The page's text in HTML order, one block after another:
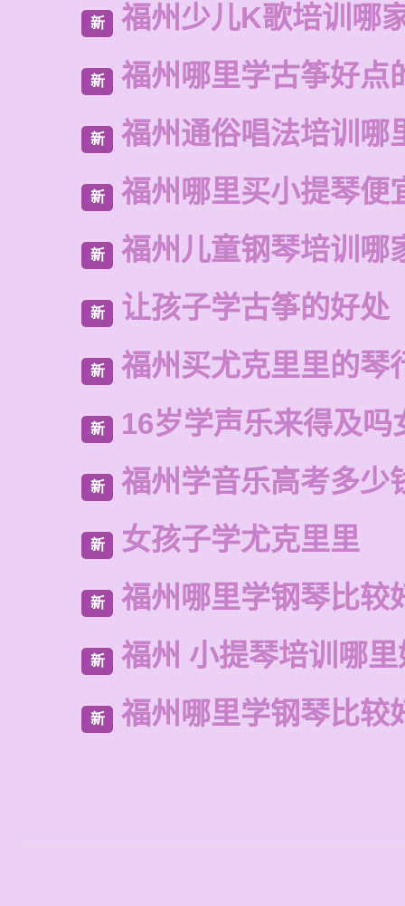
新 福州少儿K歌培训哪
新 福州哪里学古筝好点
新 福州通俗唱法培训哪
新 福州哪里买小提琴便
新 福州儿童钢琴培训哪
新 让孩子学古筝的好处
新 福州买尤克里里的琴
新 16岁学声乐来得及吗
新 福州学音乐高考多少
新 女孩子学尤克里里
新 福州哪里学钢琴比较
新 福州 小提琴培训哪里
新 福州哪里学钢琴比较